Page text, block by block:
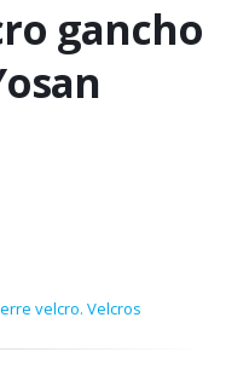
gancho
velcro. Velcros